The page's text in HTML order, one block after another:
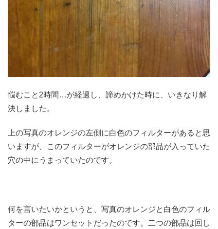
悩むこと2時間…が経過し、諦めかけた時に、いきなり解
決しました。
上の写真のオレンジの左側に白色のフィルターがあると思
いますが、このフィルターがオレンジの部品が入っていた
穴の中にうまっていたのです。
何を言いたいかというと、写真のオレンジと白色のフィル
ターの部品はワンセットだったのです。二つの部品は回し